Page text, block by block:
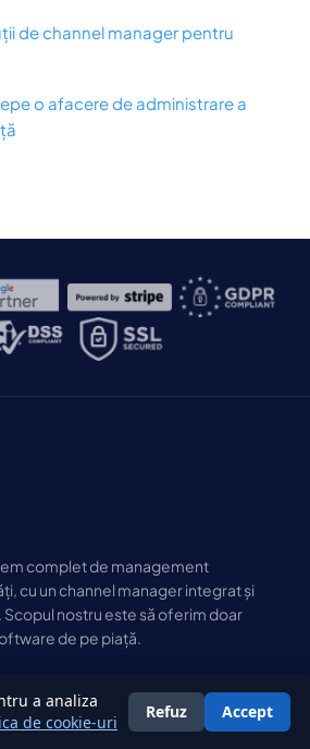
de channel manager pentru
o afacere de administrare a
complet de management
cu un channel manager integrat și
Scopul nostru este să oferim doar
de pe piață.
a analiza
de cookie-uri
Refuz Accept